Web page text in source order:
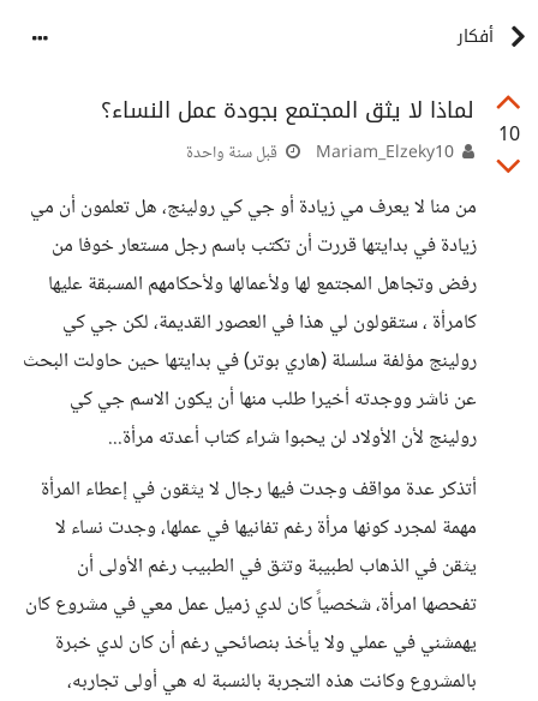
أفكار
10
لماذا لا يثق المجتمع بجودة عمل النساء؟
قبل سنة واحدة
من منا لا يعرف مي زيادة أو جي كي رولينج، هل تعلمون أن مي
زيادة في بدايتها قررت أن تكتب باسم رجل مستعار خوفا من
رفض وتجاهل المجتمع لها ولأعمالها ولأحكامهم المسبقة عليها
كامرأة ، ستقولون لي هذا في العصور القديمة، لكن جي كي
رولينج مؤلفة سلسلة (هاري بوتر) في بدايتها حين حاولت البحث
عن ناشر ووجدته أخيرا طلب منها أن يكون الاسم جي كي
رولينج لأن الأولاد لن يحبوا شراء كتاب أعدته مرأة...
أتذكر عدة مواقف وجدت فيها رجال لا يثقون في إعطاء المرأة
مهمة لمجرد كونها مرأة رغم تفانيها في عملها، وجدت نساء لا
يثقن في الذهاب لطبيبة وتثق في الطبيب رغم الأولى أن
تفحصها امرأة، شخصياً كان لدي زميل عمل معي في مشروع كان
يهمشني في عملي ولا يأخذ بنصائحي رغم أن كان لدي خبرة
بالمشروع وكانت هذه التجربة بالنسبة له هي أولى تجاربه،